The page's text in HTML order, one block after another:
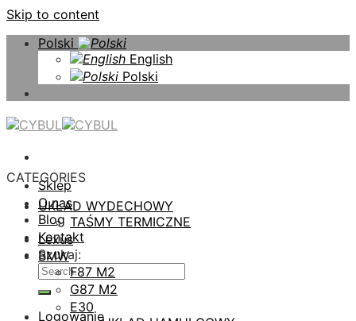
Skip to content
Polski
English
Polski
Sklep
O nas
Blog
Kontakt
Szukaj:
Logowanie
CATEGORIES
UKŁAD WYDECHOWY
TAŚMY TERMICZNE
Lexus
BMW
F87 M2
G87 M2
E30